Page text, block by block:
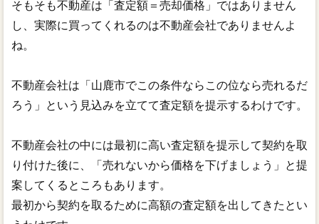
そもそも不動産は「査定額＝売却価格」ではありません
し、実際に買ってくれるのは不動産会社でありませんよ
ね。
不動産会社は「山鹿市でこの条件ならこの位なら売れるだ
ろう」という見込みを立てて査定額を提示するわけです。
不動産会社の中には最初に高い査定額を提示して契約を取
り付けた後に、「売れないから価格を下げましょう」と提
案してくるところもあります。
最初から契約を取るために高額の査定額を出してきたとい